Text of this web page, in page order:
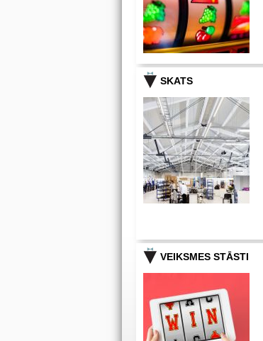
SKATS
VEIKSMES STĀSTI